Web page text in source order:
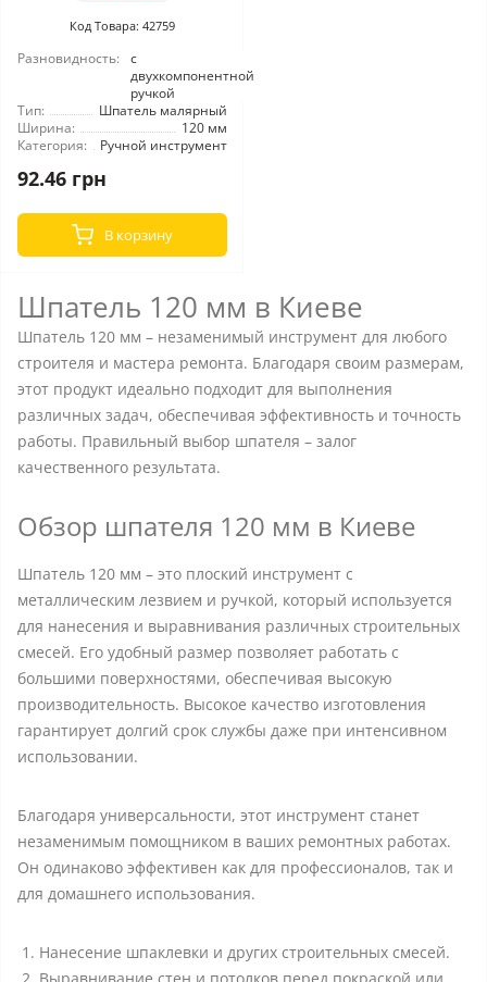
Код Товара: 42759
Разновидность:
с
двухкомпонентной
ручкой
Тип:
Шпатель малярный
Ширина:
120 мм
Категория:
Ручной инструмент
92.46 грн
В корзину
Шпатель 120 мм в Киеве
Шпатель 120 мм – незаменимый инструмент для любого
строителя и мастера ремонта. Благодаря своим размерам,
этот продукт идеально подходит для выполнения
различных задач, обеспечивая эффективность и точность
работы. Правильный выбор шпателя – залог
качественного результата.
Обзор шпателя 120 мм в Киеве
Шпатель 120 мм – это плоский инструмент с
металлическим лезвием и ручкой, который используется
для нанесения и выравнивания различных строительных
смесей. Его удобный размер позволяет работать с
большими поверхностями, обеспечивая высокую
производительность. Высокое качество изготовления
гарантирует долгий срок службы даже при интенсивном
использовании.
Благодаря универсальности, этот инструмент станет
незаменимым помощником в ваших ремонтных работах.
Он одинаково эффективен как для профессионалов, так и
для домашнего использования.
Нанесение шпаклевки и других строительных смесей.